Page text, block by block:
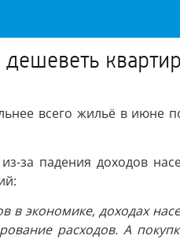
всего жильё в
падения доходов
экономике, доходах
расходов. А